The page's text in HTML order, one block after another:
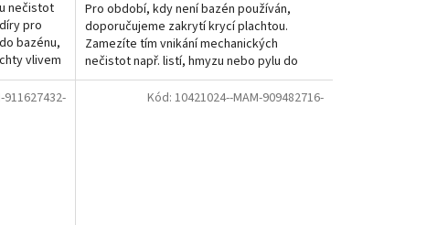
nečistot
pro
bazénu,
vlivem
Pro období, kdy není bazén používán,
doporučujeme zakrytí krycí plachtou.
Zamezíte tím vnikání mechanických
nečistot např. listí, hmyzu nebo pylu do
vašeho bazénu. Díky použití...
911627432- Kód: 10421024--MAM-909482716-